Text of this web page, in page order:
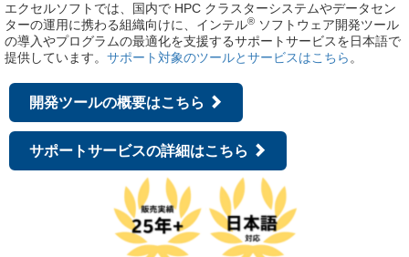
エクセルソフトでは、国内で HPC クラスターシステムやデータセン
ターの運用に携わる組織向けに、インテル® ソフトウェア開発ツール
の導入やプログラムの最適化を支援するサポートサービスを日本語で
提供しています。 サポート対象のツールとサービスはこちら 。
開発ツールの概要はこちら
サポートサービスの詳細はこちら